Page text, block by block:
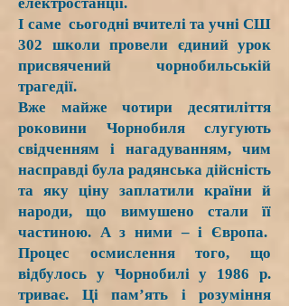
І саме сьогодні вчителі та учні СШ
302 школи провели єдиний урок
присвячений чорнобильській
трагедії.
Вже майже чотири десятиліття
роковини Чорнобиля слугують
свідченням і нагадуванням, чим
насправді була радянська дійсність
та яку ціну заплатили країни й
народи, що вимушено стали її
частиною. А з ними – і Європа.
Процес осмислення того, що
відбулось у Чорнобилі у 1986 р.
триває. Ці пам’ять і розуміння